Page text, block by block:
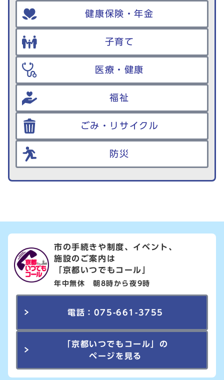
健康保険・年金
子育て
医療・健康
福祉
ごみ・リサイクル
防災
市の手続きや制度、イベント、
施設のご案内は
「京都いつでもコール」
年中無休 朝8時から夜9時
電話：075-661-3755
「京都いつでもコール」の
ページを見る